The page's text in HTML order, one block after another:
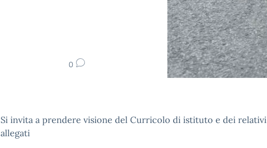
0
Si invita a prendere visione del Curricolo di istituto e dei relativi
allegati